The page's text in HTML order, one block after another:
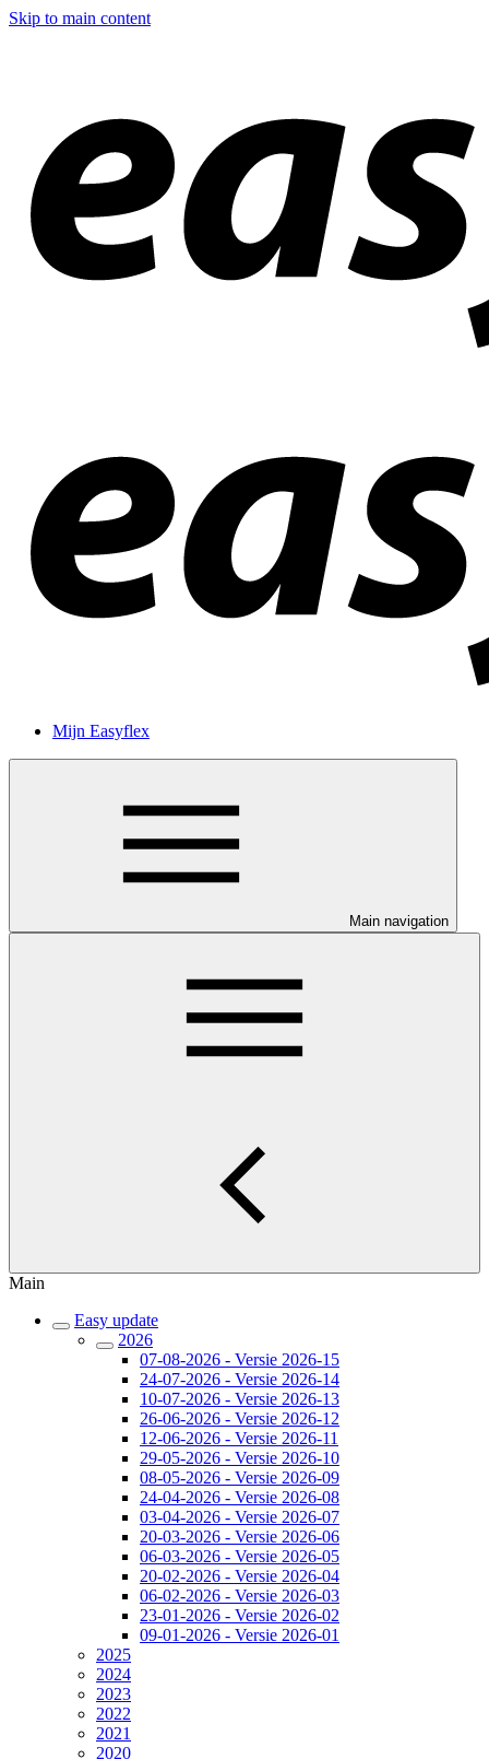
Skip to main content
Mijn Easyflex
Main navigation
Main
Easy update
2026
07-08-2026 - Versie 2026-15
24-07-2026 - Versie 2026-14
10-07-2026 - Versie 2026-13
26-06-2026 - Versie 2026-12
12-06-2026 - Versie 2026-11
29-05-2026 - Versie 2026-10
08-05-2026 - Versie 2026-09
24-04-2026 - Versie 2026-08
03-04-2026 - Versie 2026-07
20-03-2026 - Versie 2026-06
06-03-2026 - Versie 2026-05
20-02-2026 - Versie 2026-04
06-02-2026 - Versie 2026-03
23-01-2026 - Versie 2026-02
09-01-2026 - Versie 2026-01
2025
2024
2023
2022
2021
2020